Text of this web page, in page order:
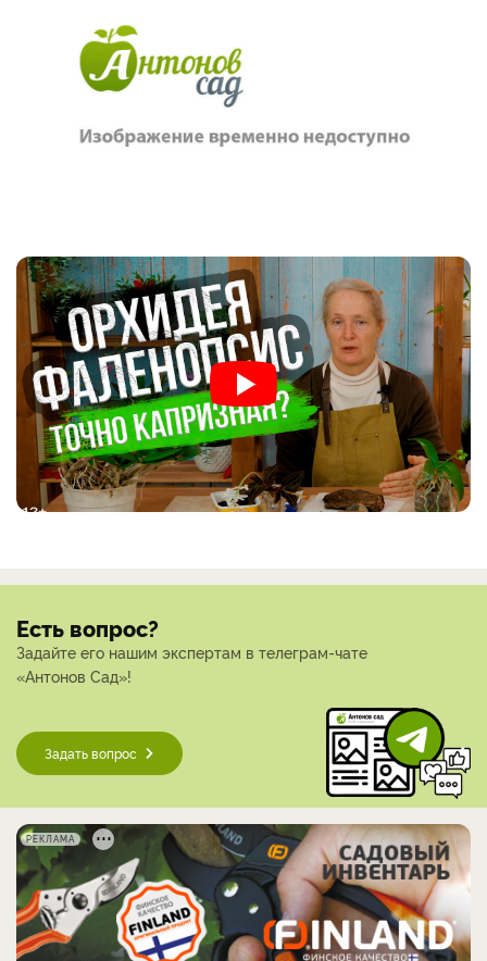
Есть вопрос?
Задайте его нашим экспертам в телеграм-чате
«Антонов Сад»!
Задать вопрос
РЕКЛАМА